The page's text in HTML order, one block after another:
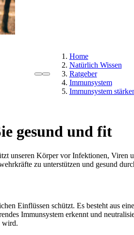
Home
Natürlich Wissen
Ratgeber
Immunsystem
Immunsystem
gesund und fit
unseren Körper vor Infektionen,
zu unterstützen und gesund
Einflüssen schützt. Es besteht aus
Immunsystem erkennt und
wird.